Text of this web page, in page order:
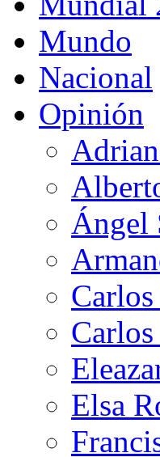
Mundo
Nacional
Opinión
Ángel
Elsa